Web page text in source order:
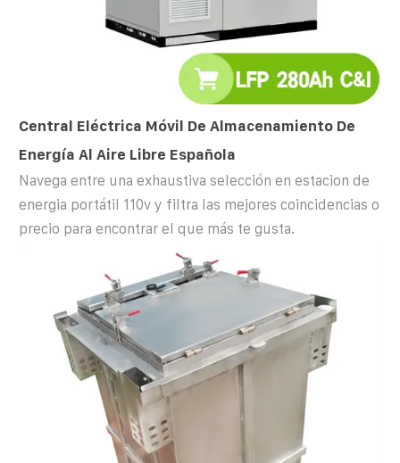
Central Eléctrica Móvil De Almacenamiento De
Energía Al Aire Libre Española
Navega entre una exhaustiva selección en estacion de
energia portátil 110v y filtra las mejores coincidencias o
precio para encontrar el que más te gusta.